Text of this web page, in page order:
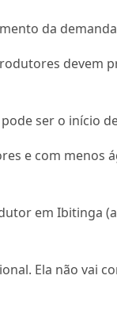
da
devem
ser o início
e com menos
em Ibitinga
Ela não vai